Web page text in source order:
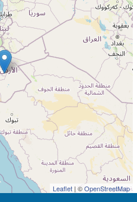
Leaflet | ©OpenStreetMap